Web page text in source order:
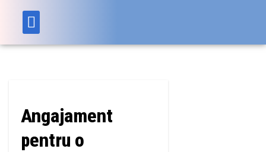
Angajament
pentru o